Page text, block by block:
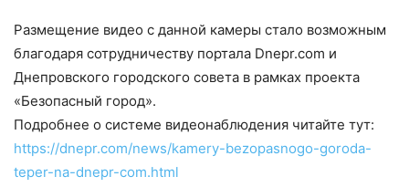
Размещение видео с данной камеры стало возможным
благодаря сотрудничеству портала Dnepr.com и
Днепровского городского совета в рамках проекта
«Безопасный город».
Подробнее о системе видеонаблюдения читайте тут:
https://dnepr.com/news/kamery-bezopasnogo-goroda-
teper-na-dnepr-com.html